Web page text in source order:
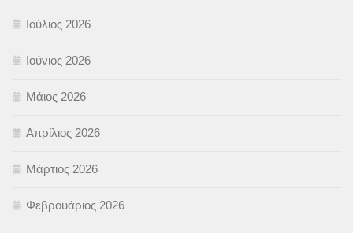
Ιούλιος 2026
Ιούνιος 2026
Μάιος 2026
Απρίλιος 2026
Μάρτιος 2026
Φεβρουάριος 2026